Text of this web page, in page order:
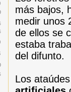
más bajos,
medir unos
de ellos se
estaba
del difunto.
Los